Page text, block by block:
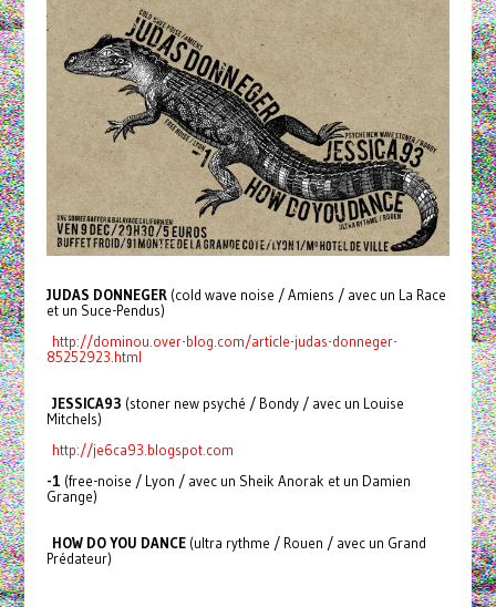
JUDAS DONNEGER(cold wave noise / Amiens / avec un La Race
et un Suce-Pendus)
http://dominou.over-blog.com/article-judas-donneger-
85252923.html
JESSICA93 (stoner new psyché / Bondy / avec un Louise
Mitchels)
http://je6ca93.blogspot.com
-1 (free-noise / Lyon / avec un Sheik Anorak et un Damien
Grange)
HOW DO YOU DANCE(ultra rythme / Rouen / avec un Grand
Prédateur)